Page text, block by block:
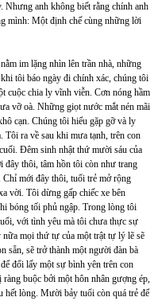
Nhưng anh không biết rằng chính anh
mình: Một định chế cùng những lời
im lặng nhìn lên trần nhà, những
tôi báo ngày đi chính xác, chúng tôi
cuộc chia ly vĩnh viễn. Cơn nóng hầm
vỡ oà. Những giọt nước mắt nén mãi
cạn. Chúng tôi hiểu gặp gỡ và ly
ra về sau khi mưa tạnh, trên con
Đêm sinh nhật thứ mười sáu của
đây thôi, tâm hồn tôi còn như trang
Chỉ mới đây thôi, tuổi trẻ mở rộng
vời. Tôi dừng gấp chiếc xe bên
bóng tối phủ ngập. Trong lòng tôi
với tình yêu mà tôi chưa thực sự
mọi thứ tự của một trật tự lý lẽ sẽ
sẵn, sẽ trở thành một người đàn bà
đổi lấy một sự bình yên trên con
buộc bởi một hôn nhân gượng ép,
hết lòng. Mười bảy tuổi còn quá trẻ để